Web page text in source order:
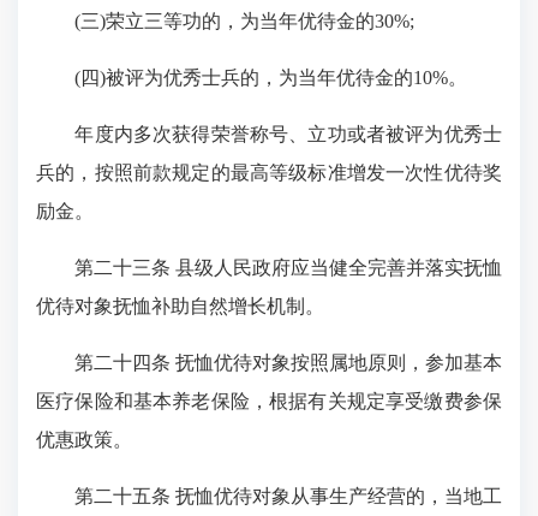
(三)荣立三等功的，为当年优待金的30%;
(四)被评为优秀士兵的，为当年优待金的10%。
年度内多次获得荣誉称号、立功或者被评为优秀士
兵的，按照前款规定的最高等级标准增发一次性优待奖
励金。
第二十三条 县级人民政府应当健全完善并落实抚恤
优待对象抚恤补助自然增长机制。
第二十四条 抚恤优待对象按照属地原则，参加基本
医疗保险和基本养老保险，根据有关规定享受缴费参保
优惠政策。
第二十五条 抚恤优待对象从事生产经营的，当地工